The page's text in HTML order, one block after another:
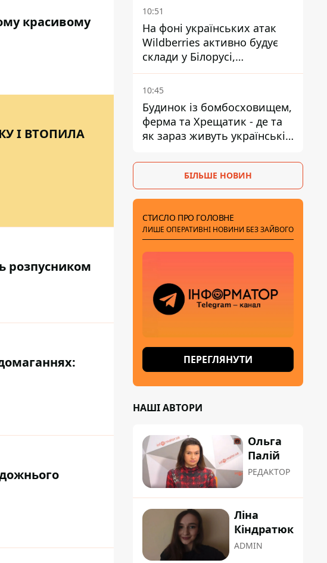
красивому
І ВТОПИЛА
розпусником
10:51
На фоні українських атак
Wildberries активно будує
склади у Білорусі,
Казахстані, Узбекистані
10:45
Будинок із бомбосховищем,
ферма та Хрещатик - де та
як зараз живуть українські
БІЛЬШЕ НОВИН
СТИСЛО ПРО ГОЛОВНЕ
ЛИШЕ ОПЕРАТИВНІ НОВИНИ БЕЗ ЗАЙВОГО
ПЕРЕГЛЯНУТИ
НАШІ АВТОРИ
Ольга
Палій
РЕДАКТОР
Ліна
Кіндратюк
ADMIN